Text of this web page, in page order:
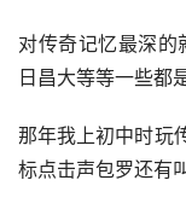
对传奇记忆最深
日昌大等等一些都
那年我上初中时玩
标点击声包罗还有